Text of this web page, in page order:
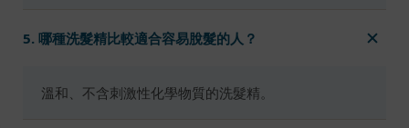
5. 哪種洗髮精比較適合容易脫髮的人？
溫和、不含刺激性化學物質的洗髮精。